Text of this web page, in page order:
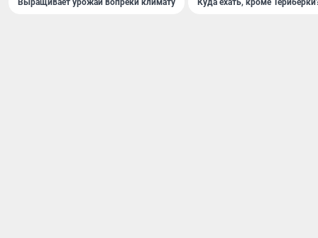
Выращивает урожай вопреки климату Куда ехать, кроме